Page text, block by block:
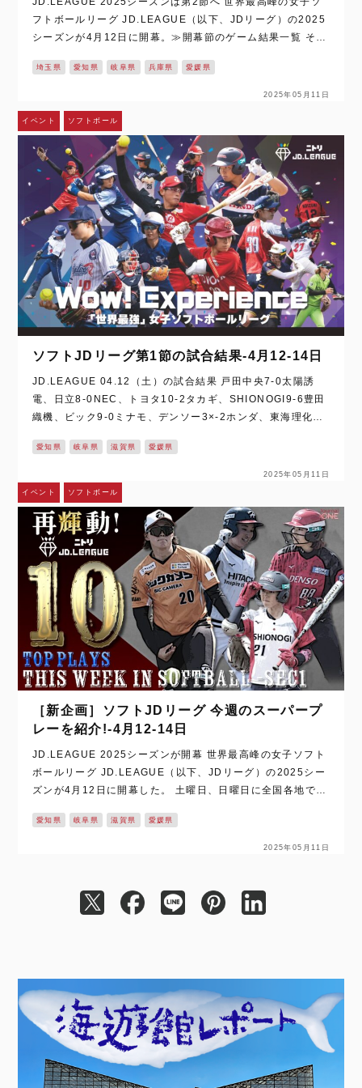
フトボールリーグ JD.LEAGUE（以下、JDリーグ）の2025
シーズンが4月12日に開幕。≫開幕節のゲーム結果一覧 その
尼崎市に…
埼玉県 愛知県 岐阜県 兵庫県 愛媛県
2025年05月11日
イベント ソフトボール
ソフトJDリーグ第1節の試合結果‐4月12‐14日
JD.LEAGUE 04.12（土）の試合結果 戸田中央7‐0太陽誘
電、日立8‐0NEC、トヨタ10‐2タカギ、SHIONOGI9‐6豊田
織機、ビック9‐0ミナモ、デンソー3×‐2ホンダ、東海理化4‐
愛知県 岐阜県 滋賀県 愛媛県
2025年05月11日
イベント ソフトボール
［新企画］ソフトJDリーグ 今週のスーパープ
レーを紹介!‐4月12‐14日
JD.LEAGUE 2025シーズンが開幕 世界最高峰の女子ソフト
ボールリーグ JD.LEAGUE（以下、JDリーグ）の2025シー
ズンが4月12日に開幕した。 土曜日、日曜日に全国各地で開
県大垣…
愛知県 岐阜県 滋賀県 愛媛県
2025年05月11日